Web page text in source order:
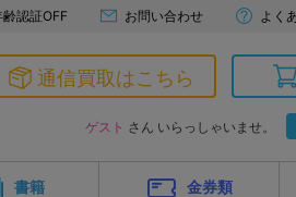
齢認証OFF お問い合わせ よく
通信買取はこちら
ゲスト さん いらっしゃいませ。
書籍 金券類